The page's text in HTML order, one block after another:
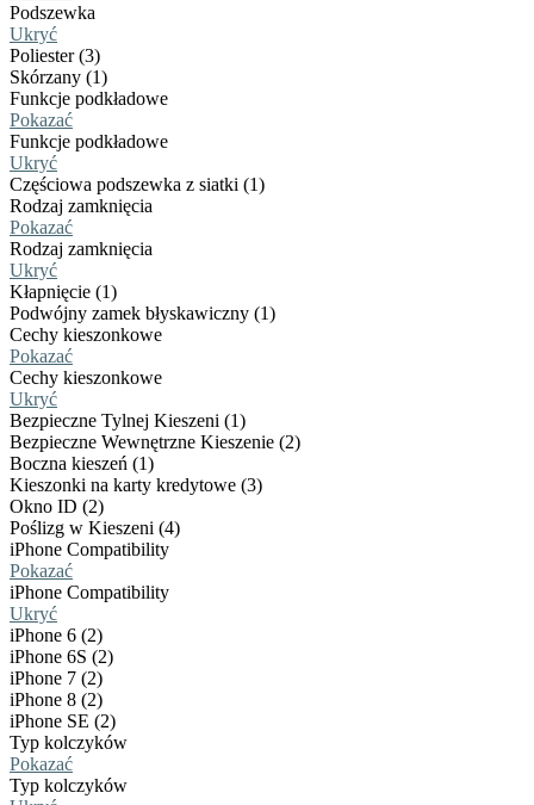
Podszewka
Ukryć
Poliester (3)
Skórzany (1)
Funkcje podkładowe
Pokazać
Funkcje podkładowe
Ukryć
Częściowa podszewka z siatki (1)
Rodzaj zamknięcia
Pokazać
Rodzaj zamknięcia
Ukryć
Kłapnięcie (1)
Podwójny zamek błyskawiczny (1)
Cechy kieszonkowe
Pokazać
Cechy kieszonkowe
Ukryć
Bezpieczne Tylnej Kieszeni (1)
Bezpieczne Wewnętrzne Kieszenie (2)
Boczna kieszeń (1)
Kieszonki na karty kredytowe (3)
Okno ID (2)
Poślizg w Kieszeni (4)
iPhone Compatibility
Pokazać
iPhone Compatibility
Ukryć
iPhone 6 (2)
iPhone 6S (2)
iPhone 7 (2)
iPhone 8 (2)
iPhone SE (2)
Typ kolczyków
Pokazać
Typ kolczyków